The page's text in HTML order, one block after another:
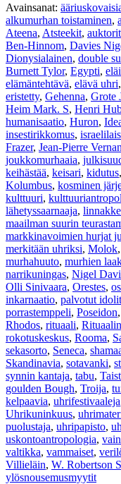
Avainsanat:
alkumurhan toistaminen,
Ateena, Atsteekit,
Ben-Hinnom, Davies
Dionysialainen, double
Burnett Tylor, Egypti,
elämäntehtävä, elävä uhri,
eristetty, Gehenna, Grote
Heim Mark. S, Henri
humanisaatio, Huron,
insestirikkomus,
Frazer, Jean-Pierre
joukkomurhaaia,
keihästää, keisari, kidutus,
Kolumbus, kosminen
kulttuuri,
lähetyssaarnaaja,
maailman suurin
markkinavoimien hurjat
merkitään uhriksi, Molok,
murhahuuto, murhien
narrikuningas, Nigel
Olli Sinivaara, Orestes,
inkarnaatio, palvotut idolit
porrastemppeli, Poseidon,
Rhodos, rituaali,
rokotuskeskus, Rooma,
sekasorto, Seneca,
Skandinavia, sotavanki,
synnin kantaja, tabu,
goulden Bough, Troija,
kelpaavia, uhrifestivaaleja
Uhrikuninkuus,
puolustaja, uhripapisto,
uskontoantropologia,
valtikka, vammaiset,
Villieläin, W. Robertson
ylösnousemusmyytit